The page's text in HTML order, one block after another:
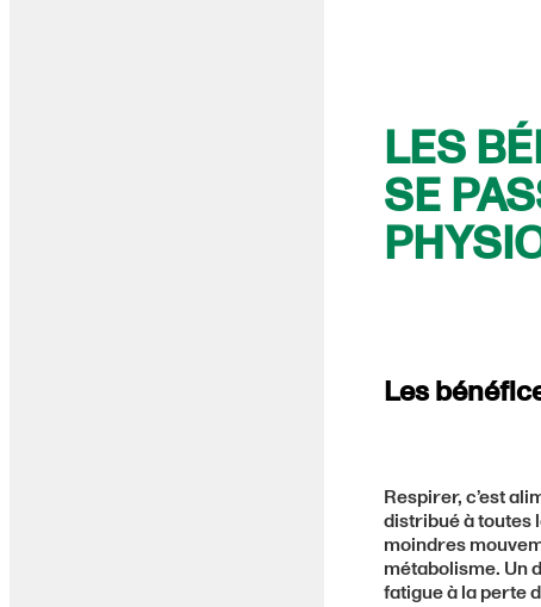
LES
SE
Les
Respirer, c’est
distribué à toutes
moindres
métabolisme. Un
fatigue à la perte